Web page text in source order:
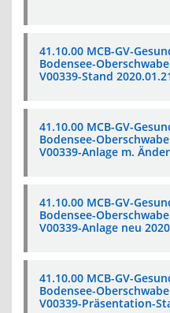
41.10.00 MCB-GV-
Bodensee-
V00339-Stand
41.10.00 MCB-GV-
Bodensee-
V00339-Anlage m.
41.10.00 MCB-GV-
Bodensee-
V00339-Anlage neu
41.10.00 MCB-GV-
Bodensee-
V00339-Präsentation-